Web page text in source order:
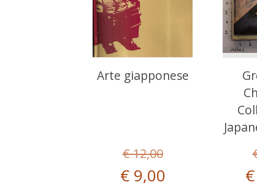
Arte giapponese
€ 12,00
€ 9,00